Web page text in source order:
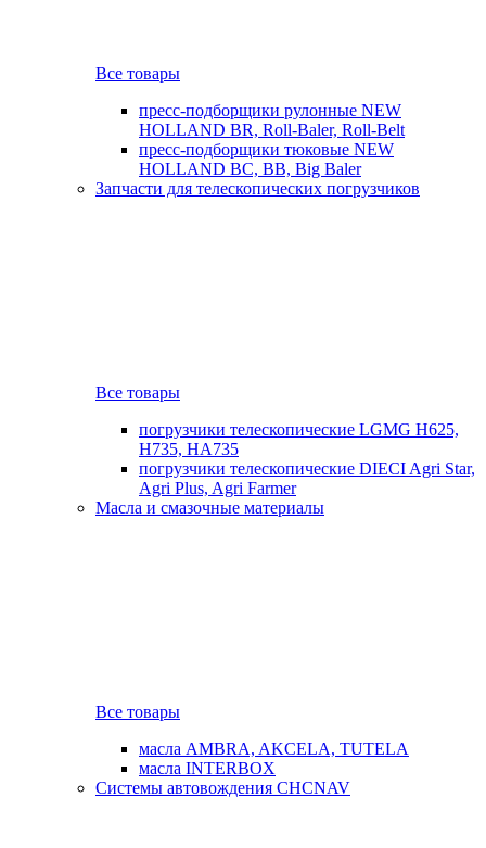
Все товары
пресс-подборщики рулонные NEW
HOLLAND BR, Roll-Baler, Roll-Belt
пресс-подборщики тюковые NEW
HOLLAND BC, BB, Big Baler
Запчасти для телескопических погрузчиков
Все товары
погрузчики телескопические LGMG H625,
H735, HA735
погрузчики телескопические DIECI Agri Star,
Agri Plus, Agri Farmer
Масла и смазочные материалы
Все товары
масла AMBRA, AKCELA, TUTELA
масла INTERBOX
Системы автовождения CHCNAV